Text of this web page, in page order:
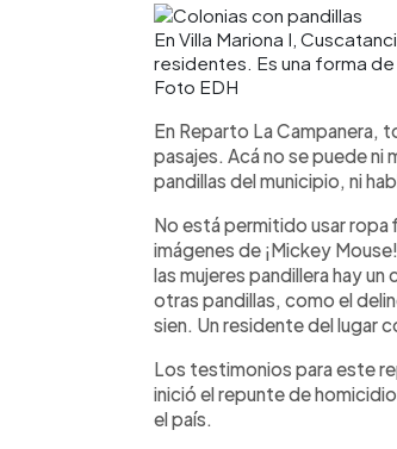
En Villa Mariona I,
residentes. Es una forma
Foto EDH
En Reparto La Campanera,
pasajes. Acá no se puede
pandillas del municipio, ni
No está permitido usar
imágenes de ¡Mickey
las mujeres pandillera hay
otras pandillas, como el
sien. Un residente del lugar
Los testimonios para este
inició el repunte de
el país.